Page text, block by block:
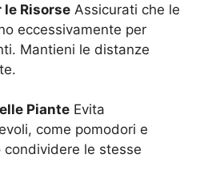
le Risorse Assicurati che le
eccessivamente per
Mantieni le distanze
Piante Evita
come pomodori e
le stesse